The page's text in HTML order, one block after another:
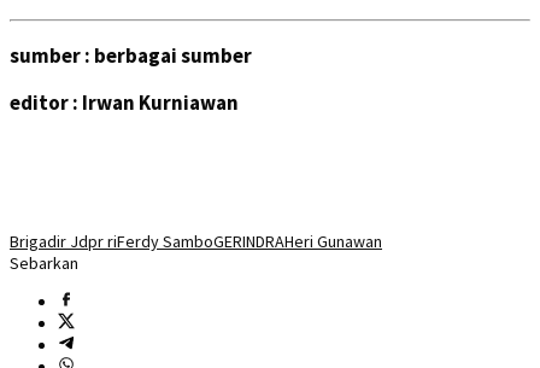
sumber : berbagai sumber
editor : Irwan Kurniawan
Brigadir Jdpr riFerdy SamboGERINDRAHeri Gunawan
Sebarkan